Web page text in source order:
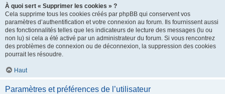
À quoi sert « Supprimer les cookies » ?
Cela supprime tous les cookies créés par phpBB qui conservent vos
paramètres d’authentification et votre connexion au forum. Ils fournissent aussi
des fonctionnalités telles que les indicateurs de lecture des messages (lu ou
non lu) si cela a été activé par un administrateur du forum. Si vous rencontrez
des problèmes de connexion ou de déconnexion, la suppression des cookies
pourrait les résoudre.
Haut
Paramètres et préférences de l’utilisateur